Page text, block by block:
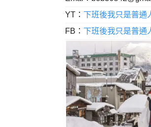
YT：下班後我只是普通
FB：下班後我只是普通